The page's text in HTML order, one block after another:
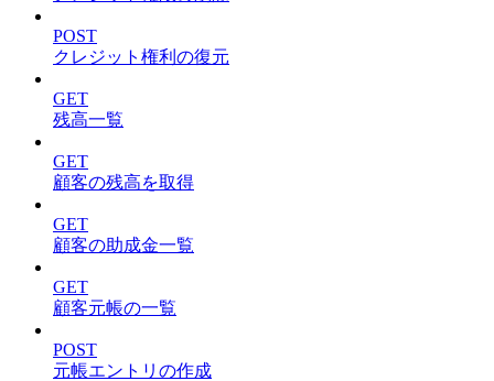
POST
クレジット権利の復元
GET
残高一覧
GET
顧客の残高を取得
GET
顧客の助成金一覧
GET
顧客元帳の一覧
POST
元帳エントリの作成